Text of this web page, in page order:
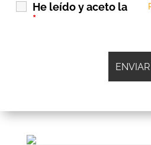
He leído y aceto la
*